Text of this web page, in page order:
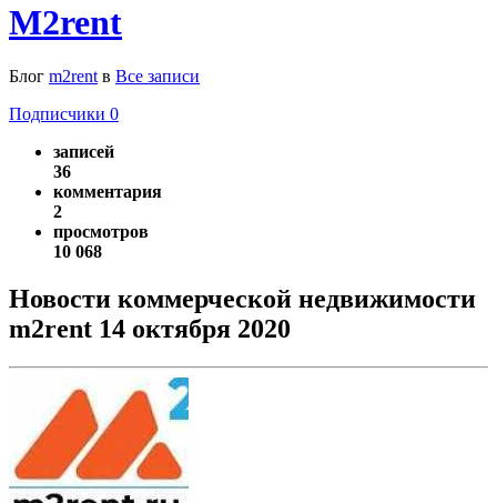
M2rent
Блог m2rentв Все записи
Подписчики 0
записей
36
комментария
2
просмотров
10 068
Новости коммерческой недвижимости
m2rent 14 октября 2020